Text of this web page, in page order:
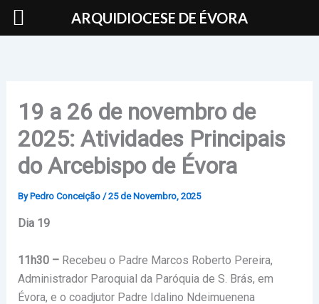
Skip
19 a 26 de novembro de
2025: Atividades Principais
do Arcebispo de Évora
By Pedro Conceição /25 de Novembro, 2025
Dia 19
11h30 –Recebeu o Padre Marcos Roberto Pereira,
Administrador Paroquial da Paróquia de S. Brás, em
Évora, e o coadjutor Padre Idalino Ndeimuenena
ARQUIDIOCESE DE ÉVORA